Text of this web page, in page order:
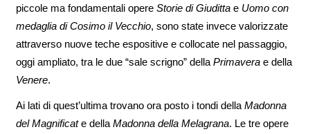
piccole ma fondamentali opere Storie di Giuditta eUomo con
medaglia di Cosimo il Vecchio, sono state invece valorizzate
attraverso nuove teche espositive e collocate nel passaggio,
oggi ampliato, tra le due “sale scrigno” della Primaverae della
Venere.
Ai lati di quest’ultima trovano ora posto i tondi della Madonna
del Magnificate della Madonna della Melagrana. Le tre opere